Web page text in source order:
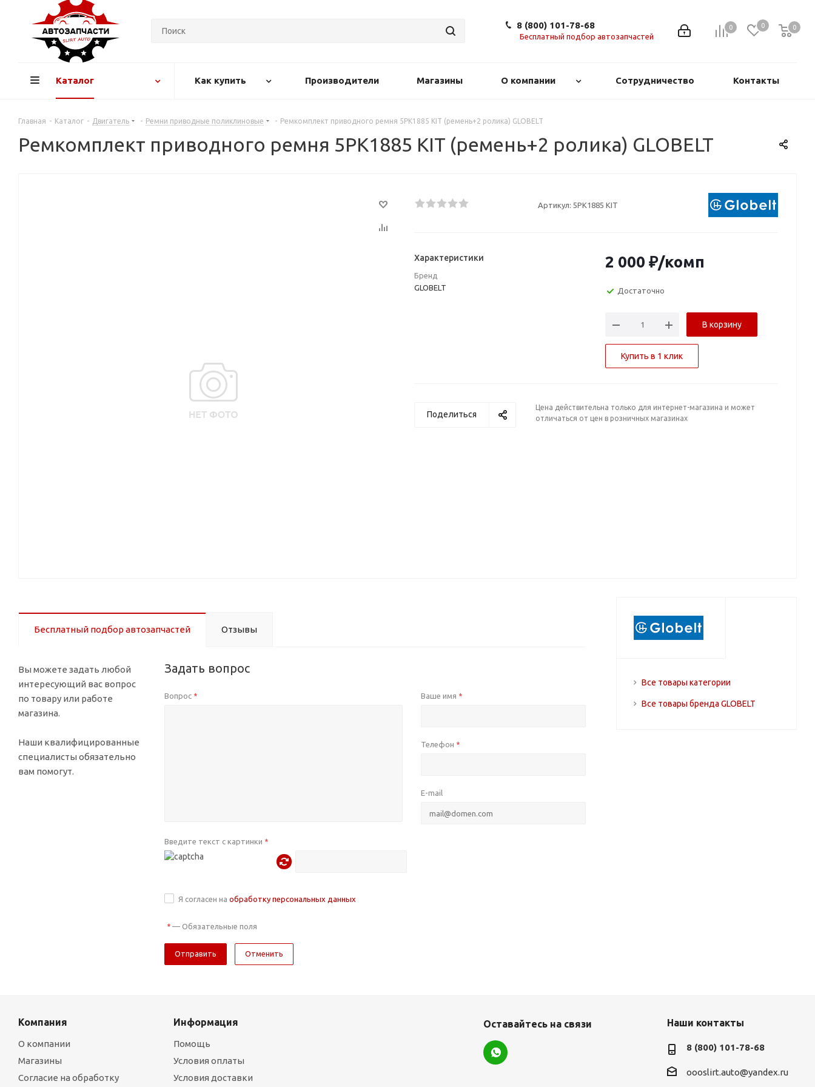
0 0 0
0
8 (800) 101-78-68
Бесплатный подбор автозапчастей
Каталог Как купить Производители Магазины О компании Сотрудничество Контакты
Главная - Каталог - Двигатель - Ремни приводные поликлиновые - Ремкомплект приводного ремня 5PK1885 KIT (ремень+2 ролика) GLOBELT
Ремкомплект приводного ремня 5PK1885 KIT (ремень+2 ролика) GLOBELT
Артикул: 5PK1885 KIT
Характеристики
Бренд
GLOBELT
2 000 ₽/комп
Достаточно
В корзину
Купить в 1 клик
Поделиться
Цена действительна только для интернет-магазина и может
отличаться от цен в розничных магазинах
Бесплатный подбор автозапчастей Отзывы
Вы можете задать любой
интересующий вас вопрос
по товару или работе
магазина.
Наши квалифицированные
специалисты обязательно
вам помогут.
Задать вопрос
Вопрос * Ваше имя *
Телефон *
E-mail
Введите текст с картинки *
Я согласен наобработку персональных данных
* —Обязательные поля
Отменить
Все товары категории
Все товары бренда GLOBELT
Компания
О компании
Магазины
Согласие на обработку
Информация
Помощь
Условия оплаты
Условия доставки
Оставайтесь на связи Наши контакты
8 (800) 101-78-68
oooslirt.auto@yandex.ru